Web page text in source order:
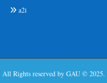
a2i
All Rights reserved by GAU © 2025.